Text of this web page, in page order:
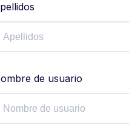
de usuario